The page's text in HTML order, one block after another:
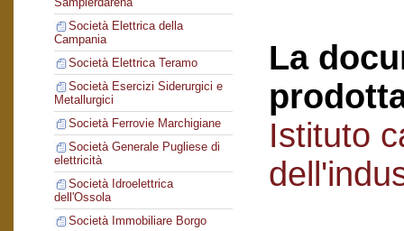
Società Elettrica della
Campania
Società Elettrica Teramo
Società Esercizi Siderurgici e
Metallurgici
Società Ferrovie Marchigiane
Società Generale Pugliese di
elettricità
Società Idroelettrica
dell'Ossola
Società Immobiliare Borgo
La
Istituto